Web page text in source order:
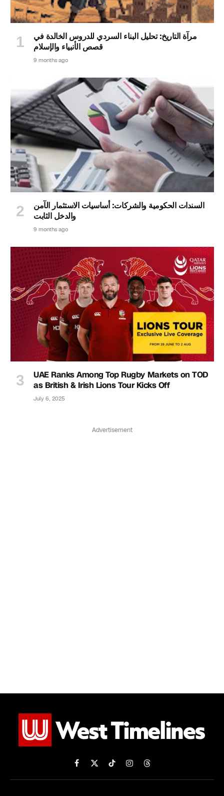
مرآة التاريخ: تحليل البناء السردي للدروس الخالدة في
قصص الأنبياء والإسلام
9 months ago
السندات الحكومية والشركات: أساسيات الاستثمار الآمن
والدخل الثابت
9 months ago
UAE Ranks Among Top Rugby Markets on TOD
as British & Irish Lions Tour Kicks Off
July 6, 2025
Advertisement
Facebook
X
(Twitter)
TikTokInstagramThreads